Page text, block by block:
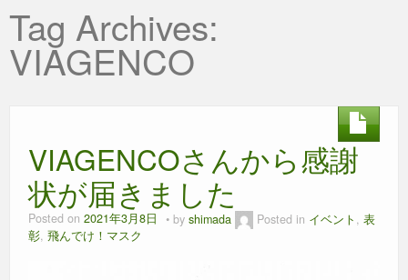
参加する
私たちの活動
Tag Archives:
VIAGENCO
VIAGENCOさんから感謝
状が届きました
Posted on 2021年3月8日 by shimada Posted in イベント , 表
彰, 飛んでけ！マスク